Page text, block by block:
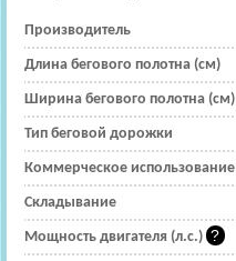
Производитель
Длина бегового полотна (см)
Ширина бегового полотна (см)
Тип беговой дорожки
Коммерческое использование
Складывание
Мощность двигателя (л.с.)